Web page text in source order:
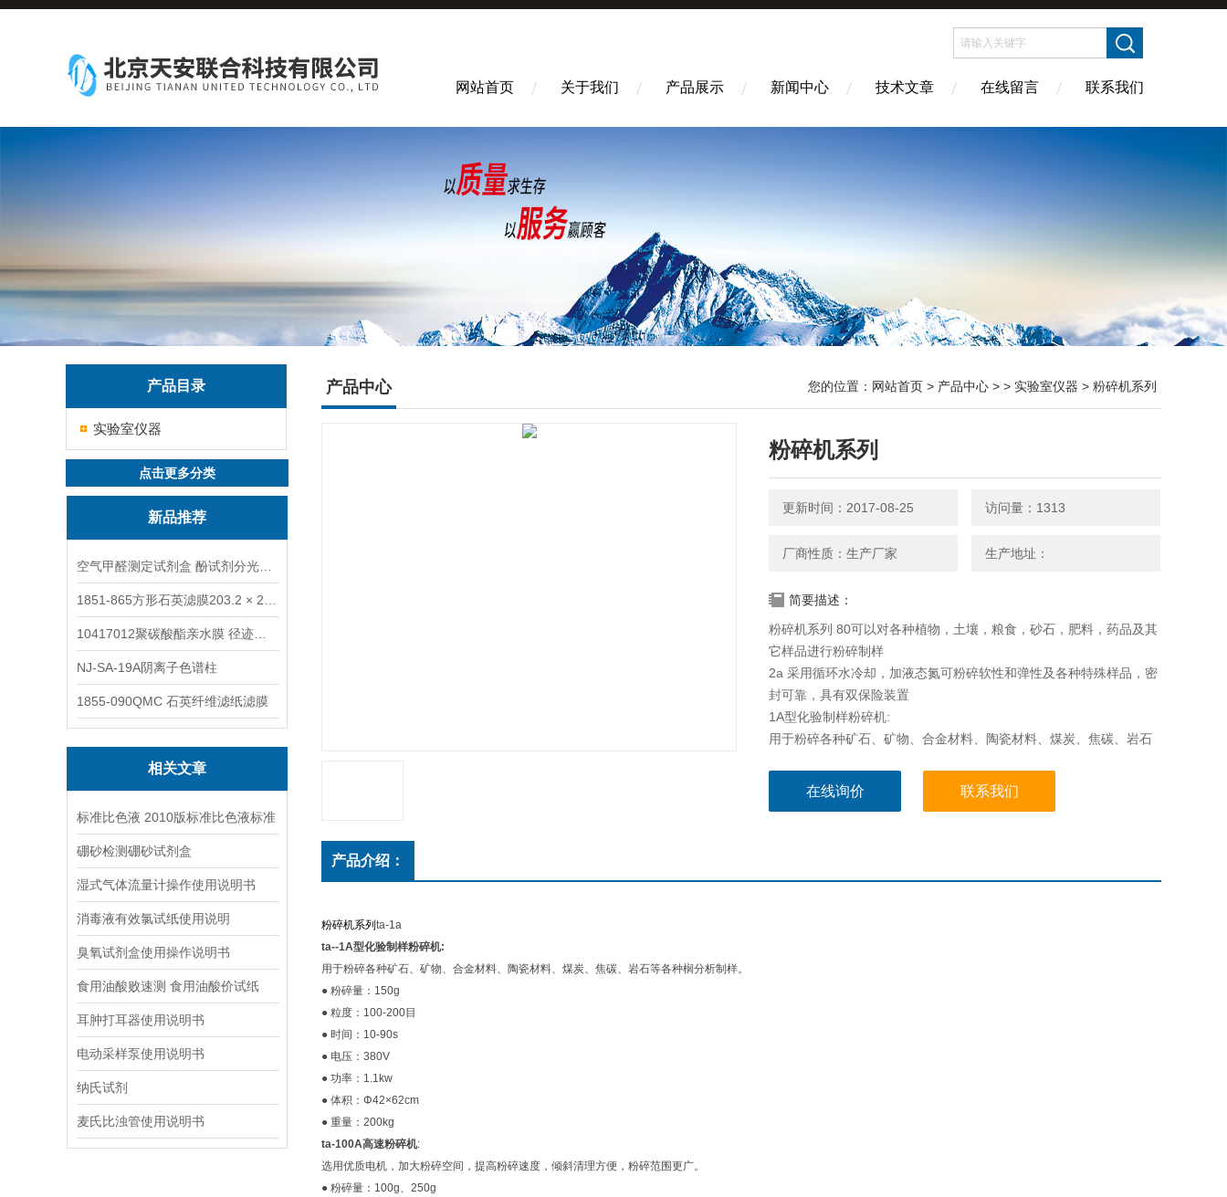
网站首页 关于我们 产品展示 新闻中心 技术文章 在线留言 联系我们
产品目录
实验室仪器
点击更多分类
新品推荐
NJ-SA-19A阴离子色谱柱
1855-090QMC 石英纤维滤纸滤膜
相关文章
标准比色液 2010版标准比色液标准
硼砂检测硼砂试剂盒
湿式气体流量计操作使用说明书
消毒液有效氯试纸使用说明
臭氧试剂盒使用操作说明书
食用油酸败速测 食用油酸价试纸
耳肿打耳器使用说明书
电动采样泵使用说明书
纳氏试剂
麦氏比浊管使用说明书
产品中心 您的位置： 网站首页 > 产品中心 > > 实验室仪器 > 粉碎机系列
粉碎机系列
更新时间：2017-08-25 访问量：1313
厂商性质：生产厂家 生产地址：
简要描述：
粉碎机系列 80可以对各种植物，土壤，粮食，砂石，肥料，药品及其
它样品进行粉碎制样
2a 采用循环水冷却，加液态氮可粉碎软性和弹性及各种特殊样品，密
封可靠，具有双保险装置
1A型化验制样粉碎机:
用于粉碎各种矿石、矿物、合金材料、陶瓷材料、煤炭、焦碳、岩石
100A高速粉碎机:
在线询价 联系我们
产品介绍：
粉碎机系列 ta-1a
ta--1A型化验制样粉碎机:
用于粉碎各种矿石、矿物、合金材料、陶瓷材料、煤炭、焦碳、岩石等各种榈分析制样。
● 粉碎量：150g
● 粒度：100-200目
● 时间：10-90s
● 电压：380V
● 功率：1.1kw
● 体积：Φ42×62cm
● 重量：200kg
ta-100A高速粉碎机:
选用优质电机，加大粉碎空间，提高粉碎速度，倾斜清理方便，粉碎范围更广。
● 粉碎量：100g、250g